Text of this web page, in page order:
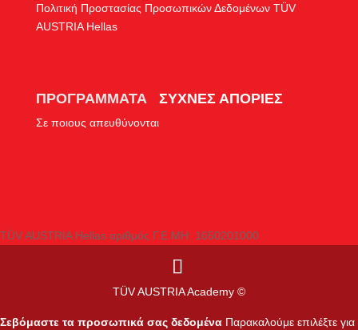
Πολιτική Προστασίας Προσωπικών Δεδομένων TÜV
AUSTRIA Hellas
ΠΡΟΓΡΑΜΜΑΤΑ
Σε ποιους απευθύνονται
ΣΥΧΝΕΣ ΑΠΟΡΙΕΣ
TÜV AUSTRIA Hellas αριθμός Γ.Ε.ΜΗ: 1650201000
TÜV AUSTRIA Academy ©
Σεβόμαστε τα προσωπικά σας δεδομένα Παρακαλούμε επιλέξτε για